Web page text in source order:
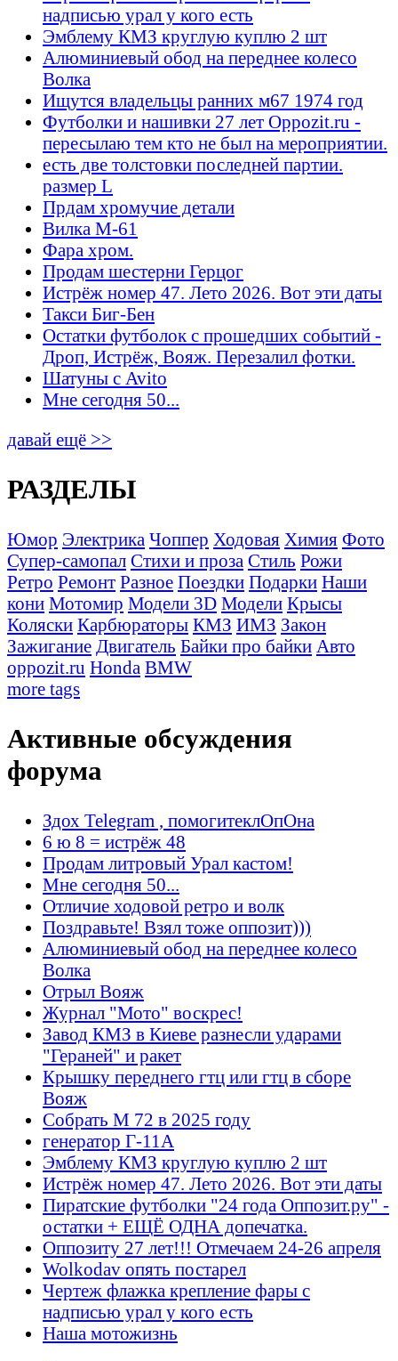
надписью урал у кого есть
Эмблему КМЗ круглую куплю 2 шт
Алюминиевый обод на переднее колесо
Волка
Ищутся владельцы ранних м67 1974 год
Футболки и нашивки 27 лет Oppozit.ru -
пересылаю тем кто не был на мероприятии.
есть две толстовки последней партии.
размер L
Прдам хромучие детали
Вилка М-61
Фара хром.
Продам шестерни Герцог
Истрёж номер 47. Лето 2026. Вот эти даты
Такси Биг-Бен
Остатки футболок с прошедших событий -
Дроп, Истрёж, Вояж. Перезалил фотки.
Шатуны с Avito
Мне сегодня 50...
давай ещё >>
РАЗДЕЛЫ
Юмор Электрика Чоппер Ходовая Химия Фото
Супер-самопал Стихи и проза Стиль Рожи
Ретро Ремонт Разное Поездки Подарки Наши
кони Мотомир Модели 3D Модели Крысы
Коляски Карбюраторы КМЗ ИМЗ Закон
Зажигание Двигатель Байки про байки Авто
oppozit.ru Honda BMW
more tags
Активные обсуждения
форума
Здох Telegram , помогитеклОпОна
6 ю 8 = истрёж 48
Продам литровый Урал кастом!
Мне сегодня 50...
Отличие ходовой ретро и волк
Поздравьте! Взял тоже оппозит)))
Алюминиевый обод на переднее колесо
Волка
Отрыл Вояж
Журнал "Мото" воскрес!
Завод КМЗ в Киеве разнесли ударами
"Гераней" и ракет
Крышку переднего гтц или гтц в сборе
Вояж
Собрать М 72 в 2025 году
генератор Г-11А
Эмблему КМЗ круглую куплю 2 шт
Истрёж номер 47. Лето 2026. Вот эти даты
Пиратские футболки "24 года Оппозит.ру" -
остатки + ЕЩЁ ОДНА допечатка.
Оппозиту 27 лет!!! Отмечаем 24-26 апреля
Wolkodav опять постарел
Чертеж флажка крепление фары с
надписью урал у кого есть
Наша мотожизнь